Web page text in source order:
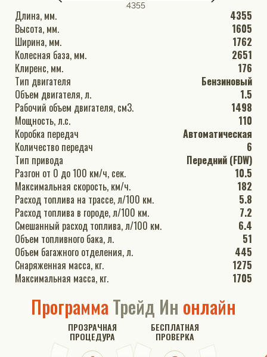
4355
Длина, мм.
4355
Высота, мм.
1605
Ширина, мм.
1762
Колесная база, мм.
2651
Клиренс, мм.
176
Тип двигателя
Бензиновый
Объем двигателя, л.
1.5
Рабочий объем двигателя, см3.
1498
Мощность, л.с.
110
Коробка передач
Автоматическая
Количество передач
6
Тип привода
Передний (FDW)
Разгон от 0 до 100 км/ч, сек.
10.5
Максимальная скорость, км/ч.
182
Расход топлива на трассе, л/100 км.
5.8
Расход топлива в городе, л/100 км.
7.2
Смешанный расход топлива, л/100 км.
6.4
Объем топливного бака, л.
51
Объем багажного отделения, л.
445
Снаряженная масса, кг.
1275
Максимальная масса, кг.
1705
ПрограммаТрейд Ин онлайн
ПРОЗРАЧНАЯ
ПРОЦЕДУРА
БЕСПЛАТНАЯ
ПРОВЕРКА